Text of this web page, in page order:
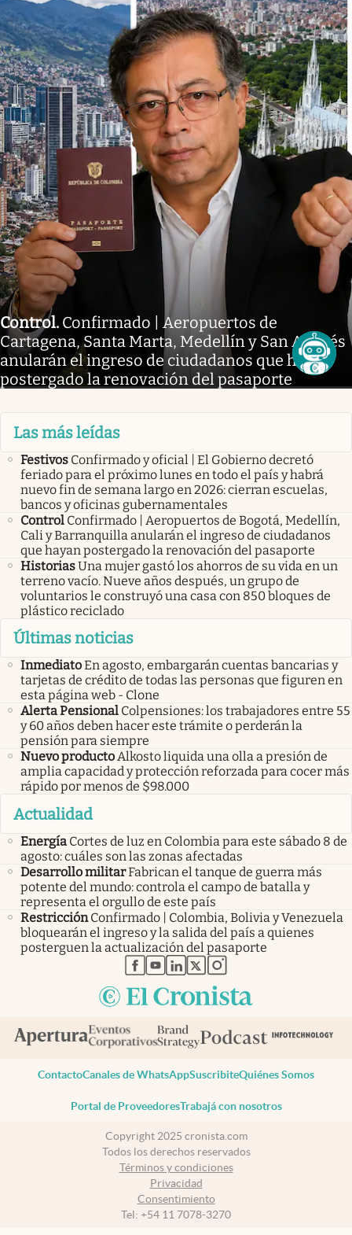
Control. Confirmado | Aeropuertos de
Cartagena, Santa Marta, Medellín y San Andrés
anularán el ingreso de ciudadanos que hayan
postergado la renovación del pasaporte
Las más leídas
Festivos Confirmado y oficial | El Gobierno decretó
feriado para el próximo lunes en todo el país y habrá
nuevo fin de semana largo en 2026: cierran escuelas,
bancos y oficinas gubernamentales
Control Confirmado | Aeropuertos de Bogotá, Medellín,
Cali y Barranquilla anularán el ingreso de ciudadanos
que hayan postergado la renovación del pasaporte
HistoriasUna mujer gastó los ahorros de su vida en un
terreno vacío. Nueve años después, un grupo de
voluntarios le construyó una casa con 850 bloques de
plástico reciclado
Últimas noticias
InmediatoEn agosto, embargarán cuentas bancarias y
tarjetas de crédito de todas las personas que figuren en
esta página web - Clone
Alerta Pensional Colpensiones: los trabajadores entre 55
y 60 años deben hacer este trámite o perderán la
pensión para siempre
Nuevo productoAlkosto liquida una olla a presión de
amplia capacidad y protección reforzada para cocer más
rápido por menos de $98.000
Actualidad
Energía Cortes de luz en Colombia para este sábado 8 de
agosto: cuáles son las zonas afectadas
Desarrollo militarFabrican el tanque de guerra más
potente del mundo: controla el campo de batalla y
representa el orgullo de este país
Restricción Confirmado | Colombia, Bolivia y Venezuela
bloquearán el ingreso y la salida del país a quienes
posterguen la actualización del pasaporte
abre en nueva pestaña
abre en nueva pestaña
abre en nueva pestaña
abre en nueva pestaña
abre en nueva pestaña
ContactoCanales de WhatsAppSuscribiteQuiénes Somos
Portal de ProveedoresTrabajá con nosotros
Copyright 2025 cronista.com
Todos los derechos reservados
Términos y condiciones
Privacidad
Consentimiento
Tel: +54 11 7078-3270